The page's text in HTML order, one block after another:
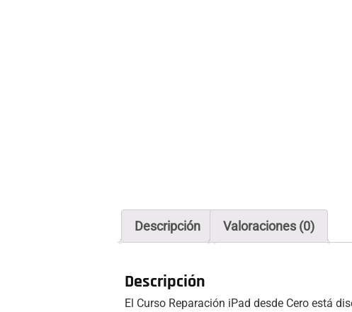
Descripción Valoraciones (0)
Descripción
El Curso Reparación iPad desde Cero está